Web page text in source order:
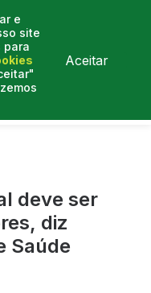
e
site
para
Aceitar
deve ser
diz
Saúde